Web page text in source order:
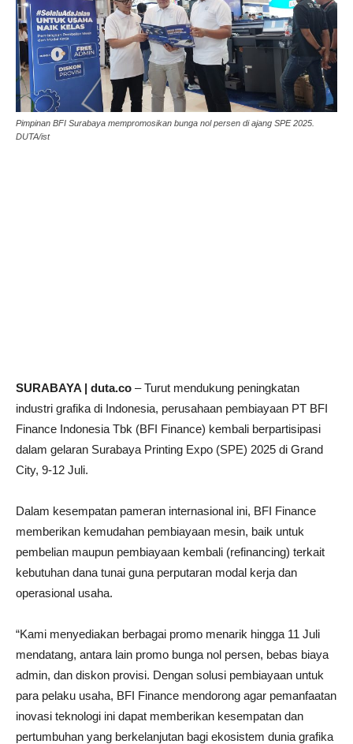
Pimpinan BFI Surabaya mempromosikan bunga nol persen di ajang SPE 2025.
DUTA/ist
SURABAYA | duta.co – Turut mendukung peningkatan
industri grafika di Indonesia, perusahaan pembiayaan PT BFI
Finance Indonesia Tbk (BFI Finance) kembali berpartisipasi
dalam gelaran Surabaya Printing Expo (SPE) 2025 di Grand
City, 9-12 Juli.
Dalam kesempatan pameran internasional ini, BFI Finance
memberikan kemudahan pembiayaan mesin, baik untuk
pembelian maupun pembiayaan kembali (refinancing) terkait
kebutuhan dana tunai guna perputaran modal kerja dan
operasional usaha.
“Kami menyediakan berbagai promo menarik hingga 11 Juli
mendatang, antara lain promo bunga nol persen, bebas biaya
admin, dan diskon provisi. Dengan solusi pembiayaan untuk
para pelaku usaha, BFI Finance mendorong agar pemanfaatan
inovasi teknologi ini dapat memberikan kesempatan dan
pertumbuhan yang berkelanjutan bagi ekosistem dunia grafika